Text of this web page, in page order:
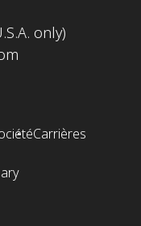
only)
Carrières